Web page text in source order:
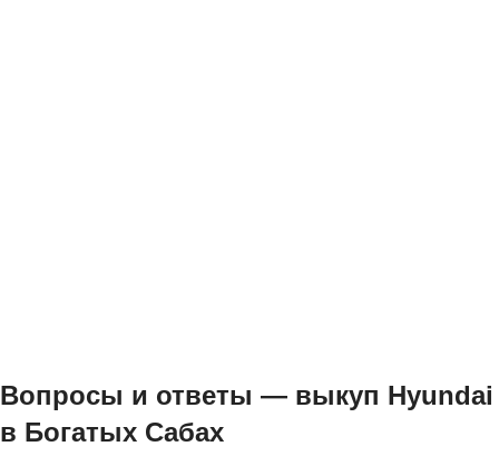
Вопросы и ответы — выкуп Hyundai
в Богатых Сабах